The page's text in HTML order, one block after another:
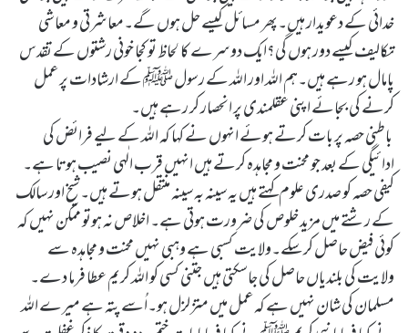
خدائی کے دعویدار ہیں۔پھر مسائل کیسے حل ہوں گے۔معاشرتی و معاشی
تکالیف کیسے دور ہوں گی؟ایک دوسرے کا لحاظ تو کجا خونی رشتوں کے تقدس
پامال ہو رہے ہیں۔ہم اللہ اور اللہ کے رسول ﷺ کے ارشادات پر عمل
کرنے کی بجائے اپنی عقلمندی پر انحصار کر رہے ہیں۔
باطنی حصہ پر بات کرتے ہوئے انہوں نے کہا کہ اللہ کے لیے فرائض کی
ادائیگی کے بعد جو محنت و مجاہدہ کرتے ہیں انہیں قرب الٰہی نصیب ہوتا ہے۔
کیفی حصہ کو صدری علوم کہتے ہیں یہ سینہ بہ سینہ منتقل ہوتے ہیں۔شیخ اور سالک
کے رشتے میں مزید خلوص کی ضرورت ہوتی ہے۔ اخلاص نہ ہوتو ممکن نہیں کہ
کوئی فیض حاصل کر سکے۔ولایت کسبی ہے وہبی نہیں محنت و مجاہدہ سے
ولایت کی بلندیاں حاصل کی جاسکتی ہیں جتنی کسی کو اللہ کریم عطا فرما دے۔
مسلمان کی شان نہیں ہے کہ عمل میں متزلزل ہو۔اُسے پتہ ہے میرے اللہ